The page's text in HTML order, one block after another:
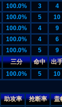
100.0% 3 4
100.0% 5 10
100.0% 4 9
100.0% 4 6
100.0% 5 9
三分 命中 出
100.0% 5 10
助攻率 抢断率 盖